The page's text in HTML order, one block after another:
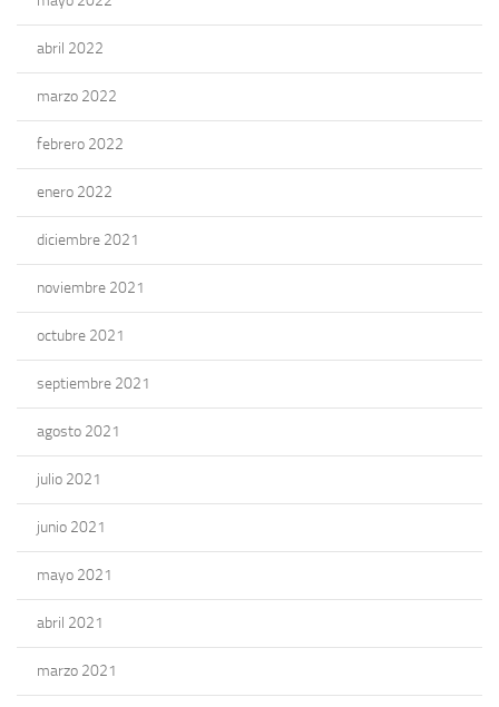
abril 2022
marzo 2022
febrero 2022
enero 2022
diciembre 2021
noviembre 2021
octubre 2021
septiembre 2021
agosto 2021
julio 2021
junio 2021
mayo 2021
abril 2021
marzo 2021